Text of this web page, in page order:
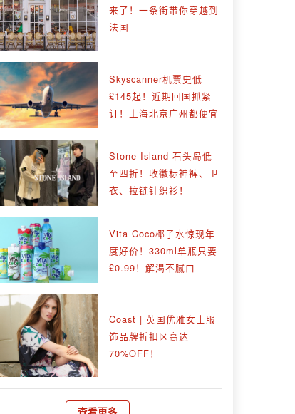
来了！一条街带你穿越到
法国
Skyscanner机票史低
£145起！近期回国抓紧
订！上海北京广州都便宜
Stone Island 石头岛低
至四折！收徽标神裤、卫
衣、拉链针织衫！
Vita Coco椰子水惊现年
度好价！330ml单瓶只要
£0.99！解渴不腻口
Coast | 英国优雅女士服
饰品牌折扣区高达
70%OFF！
查看更多